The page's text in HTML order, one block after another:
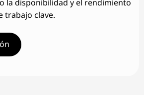
la disponibilidad y el rendimiento
trabajo clave.